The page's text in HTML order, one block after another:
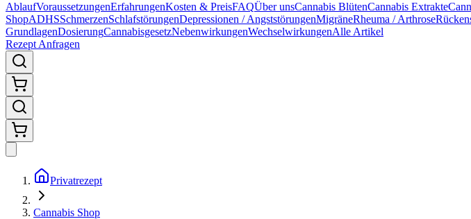
AblaufVoraussetzungenErfahrungenKosten & PreisFAQÜber unsCannabis BlütenCannabis Extrakte
ShopADHSSchmerzenSchlafstörungenDepressionen / AngststörungenMigräneRheuma / Arthrose
GrundlagenDosierungCannabisgesetzNebenwirkungenWechselwirkungenAlle Artikel
Rezept Anfragen
Privatrezept
Cannabis Shop